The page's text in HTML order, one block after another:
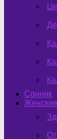
Сонник